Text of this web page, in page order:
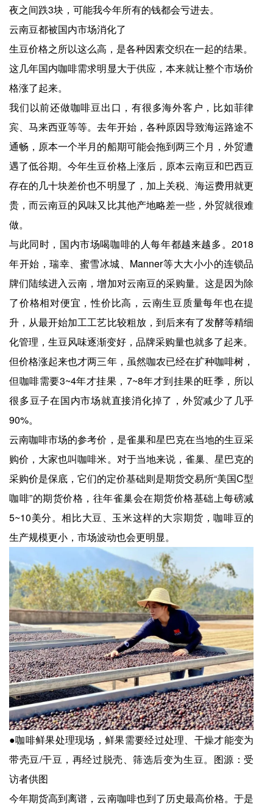
夜之间跌3块，可能我今年所有的钱都会亏进去。
云南豆都被国内市场消化了
生豆价格之所以这么高，是各种因素交织在一起的结果。
这几年国内咖啡需求明显大于供应，本来就让整个市场价
格涨了起来。
我们以前还做咖啡豆出口，有很多海外客户，比如菲律
宾、马来西亚等等。去年开始，各种原因导致海运路途不
通畅，原本一个半月的船期可能会拖到两三个月，外贸遭
遇了低谷期。今年生豆价格上涨后，原本云南豆和巴西豆
存在的几十块差价也不明显了，加上关税、海运费用就更
贵，而云南豆的风味又比其他产地略差一些，外贸就很难
做。
与此同时，国内市场喝咖啡的人每年都越来越多。2018
年开始，瑞幸、蜜雪冰城、Manner等大大小小的连锁品
牌们陆续进入云南，增加对云南豆的采购量。这是因为除
了价格相对便宜，性价比高，云南生豆质量每年也在提
升，从最开始加工工艺比较粗放，到后来有了发酵等精细
化管理，生豆风味逐渐变好，品牌采购量也就多了起来。
但价格涨起来也才两三年，虽然咖农已经在扩种咖啡树，
但咖啡需要3~4年才挂果，7~8年才到挂果的旺季，所以
很多豆子在国内市场就直接消化掉了，外贸减少了几乎
90%。
云南咖啡市场的参考价，是雀巢和星巴克在当地的生豆采
购价，大家也叫咖啡米。对于当地来说，雀巢、星巴克的
采购价是保底，它们的定价基础则是期货交易所“美国C型
咖啡”的期货价格，往年雀巢会在期货价格基础上每磅减
5~10美分。相比大豆、玉米这样的大宗期货，咖啡豆的
生产规模更小，市场波动也会更明显。
●咖啡鲜果处理现场，鲜果需要经过处理、干燥才能变为
带壳豆/干豆，再经过脱壳、筛选后变为生豆。图源：受
访者供图
今年期货高到离谱，云南咖啡也到了历史最高价格。于是